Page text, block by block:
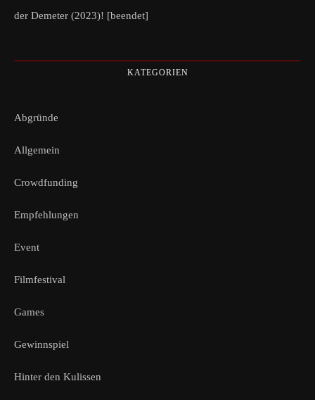
der Demeter (2023)! [beendet]
KATEGORIEN
Abgründe
Allgemein
Crowdfunding
Empfehlungen
Event
Filmfestival
Games
Gewinnspiel
Hinter den Kulissen